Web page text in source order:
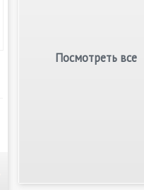
Посмотреть все